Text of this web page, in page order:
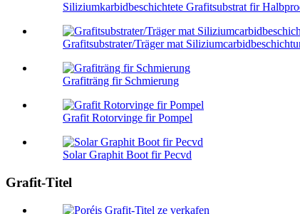
Siliziumkarbidbeschichtete Grafitsubstrat fir
Grafitsubstrater/Träger mat
Grafiträng fir Schmierung
Grafit Rotorvinge fir Pompel
Solar Graphit Boot fir Pecvd
Grafit-Titel